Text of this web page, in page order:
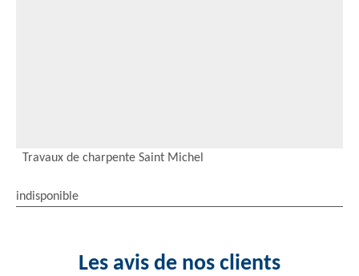
Travaux de charpente Saint Michel
indisponible
Les avis de nos clients